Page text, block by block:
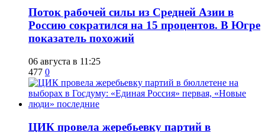
Поток рабочей силы из Средней Азии в
Россию сократился на 15 процентов. В Югре
показатель похожий
06 августа в 11:25
477 0
ЦИК провела жеребьевку партий в